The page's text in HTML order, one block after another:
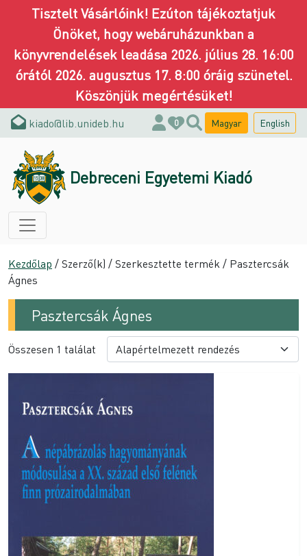
Tisztelt Vásárlóink! Ezúton tájékoztatjuk
Önöket, hogy webáruházunkban a
könyvrendelések leadása 2026. július 28. 16:00
órától 2026. augusztus 17. 8:00 óráig szünetel.
Köszönjük megértésüket!
kiado@lib.unideb.hu 0 Magyar English
Debreceni Egyetemi Kiadó
Kezdőlap / Szerző(k) / Szerkesztette termék / Pasztercsák
Ágnes
Pasztercsák Ágnes
Összesen 1 találat